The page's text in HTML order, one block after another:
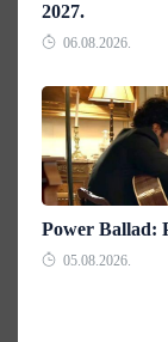
2027.
06.08.2026.
Power Ballad:
05.08.2026.